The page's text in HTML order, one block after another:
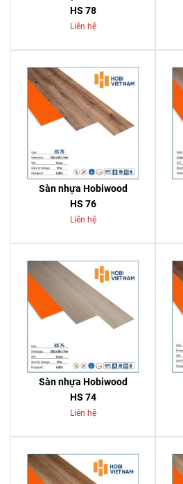
HS 78
Liên hệ
Sàn nhựa Hobiwood
HS 76
Liên hệ
Sàn nhựa Hobiwood
HS 74
Liên hệ